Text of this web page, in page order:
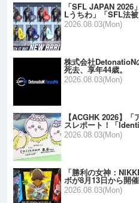
「SFL JAPAN
Lうちわ」「SFL法
2026.08.03(Mon)
株式会社DetonatioN
死去、享年44歳。
2026.08.03(Mon)
【ACGHK 2026】
スレポート！「
2026.08.03(Mon)
「勝利の女神：
ボが8月13日から開
2026.08.03(Mon)